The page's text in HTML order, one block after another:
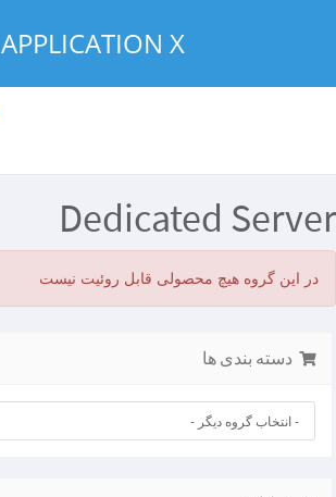
APPLICATION X
Dedicated Server
در این گروه هیچ محصولی قابل روئیت نیست
دسته بندی ها